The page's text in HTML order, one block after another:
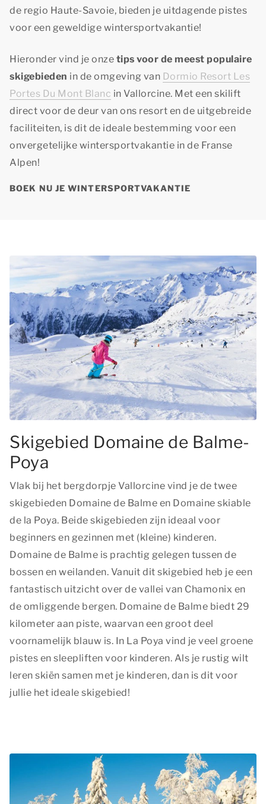
de regio Haute-Savoie, bieden je uitdagende pistes
voor een geweldige wintersportvakantie!
Hieronder vind je onze tips voor de meest populaire
skigebieden in de omgeving van Dormio Resort Les
Portes Du Mont Blanc in Vallorcine. Met een skilift
direct voor de deur van ons resort en de uitgebreide
faciliteiten, is dit de ideale bestemming voor een
onvergetelijke wintersportvakantie in de Franse
Alpen!
BOEK NU JE WINTERSPORTVAKANTIE
Skigebied Domaine de Balme-
Poya
Vlak bij het bergdorpje Vallorcine vind je de twee
skigebieden Domaine de Balme en Domaine skiable
de la Poya. Beide skigebieden zijn ideaal voor
beginners en gezinnen met (kleine) kinderen.
Domaine de Balme is prachtig gelegen tussen de
bossen en weilanden. Vanuit dit skigebied heb je een
fantastisch uitzicht over de vallei van Chamonix en
de omliggende bergen. Domaine de Balme biedt 29
kilometer aan piste, waarvan een groot deel
voornamelijk blauw is. In La Poya vind je veel groene
pistes en sleepliften voor kinderen. Als je rustig wilt
leren skiën samen met je kinderen, dan is dit voor
jullie het ideale skigebied!